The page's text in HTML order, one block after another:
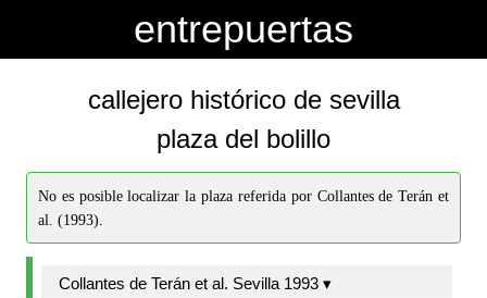
entrepuertas
callejero histórico de sevilla
plaza del bolillo
No es posible localizar la plaza referida por Collantes de Terán et
al. (1993).
Collantes de Terán et al. Sevilla 1993 ▾